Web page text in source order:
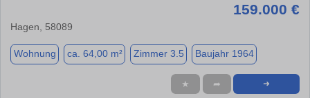
159.000 €
Hagen, 58089
Wohnung ca. 64,00 m² Zimmer 3.5 Baujahr 1964
★ ➦ ➜